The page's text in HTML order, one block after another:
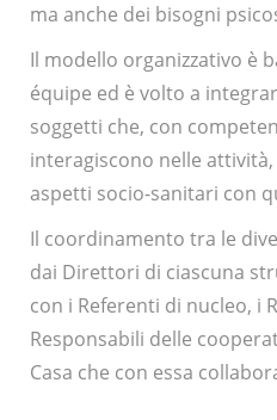
ma anche dei bisogni
Il modello organizzativo è
équipe ed è volto a
soggetti che, con
interagiscono nelle
aspetti socio-sanitari con
Il coordinamento tra le
dai Direttori di ciascuna
con i Referenti di nucleo, i
Responsabili delle
Casa che con essa